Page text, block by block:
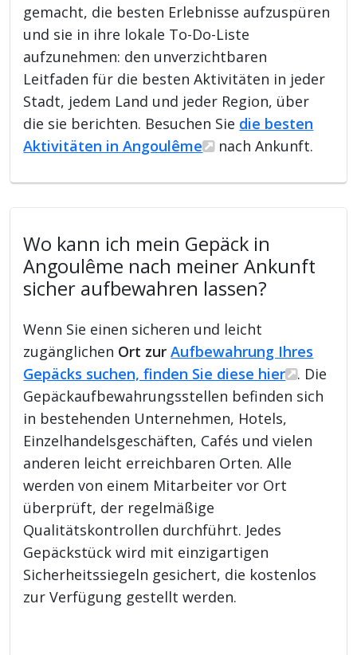
gemacht, die besten Erlebnisse aufzuspüren
und sie in ihre lokale To-Do-Liste
aufzunehmen: den unverzichtbaren
Leitfaden für die besten Aktivitäten in jeder
Stadt, jedem Land und jeder Region, über
die sie berichten. Besuchen Sie die besten
Aktivitäten in Angoulême
nach Ankunft.
Wo kann ich mein Gepäck in
Angoulême nach meiner Ankunft
sicher aufbewahren lassen?
Wenn Sie einen sicheren und leicht
zugänglichen Ort zurAufbewahrung Ihres
Gepäcks suchen, finden Sie diese hier
. Die
Gepäckaufbewahrungsstellen befinden sich
in bestehenden Unternehmen, Hotels,
Einzelhandelsgeschäften, Cafés und vielen
anderen leicht erreichbaren Orten. Alle
werden von einem Mitarbeiter vor Ort
überprüft, der regelmäßige
Qualitätskontrollen durchführt. Jedes
Gepäckstück wird mit einzigartigen
Sicherheitssiegeln gesichert, die kostenlos
zur Verfügung gestellt werden.